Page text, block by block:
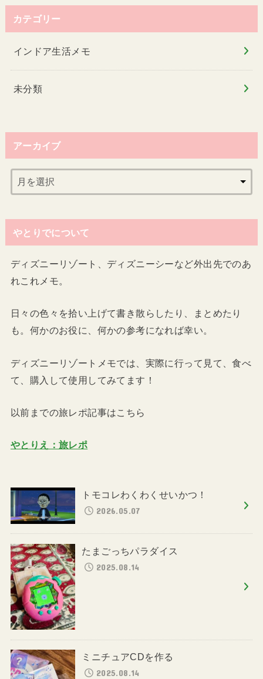
カテゴリー
インドア生活メモ
未分類
アーカイブ
やとりでについて
ディズニーリゾート、ディズニーシーなど外出先でのあ
れこれメモ。
日々の色々を拾い上げて書き散らしたり、まとめたり
も。何かのお役に、何かの参考になれば幸い。
ディズニーリゾートメモでは、実際に行って見て、食べ
て、購入して使用してみてます！
以前までの旅レポ記事はこちら
やとりえ：旅レポ
トモコレわくわくせいかつ！
2026.05.07
たまごっちパラダイス
2025.08.14
ミニチュアCDを作る
2025.08.14